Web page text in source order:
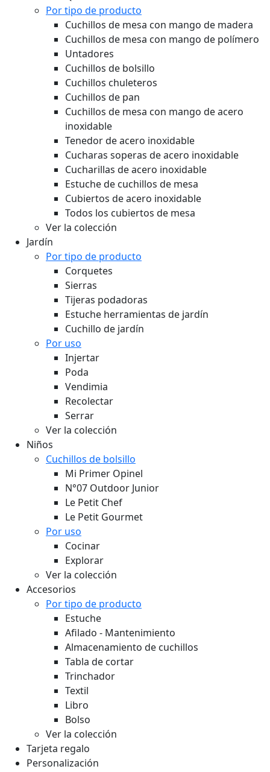
Por tipo de producto
Cuchillos de mesa con mango de madera
Cuchillos de mesa con mango de polímero
Untadores
Cuchillos de bolsillo
Cuchillos chuleteros
Cuchillos de pan
Cuchillos de mesa con mango de acero
inoxidable
Tenedor de acero inoxidable
Cucharas soperas de acero inoxidable
Cucharillas de acero inoxidable
Estuche de cuchillos de mesa
Cubiertos de acero inoxidable
Todos los cubiertos de mesa
Ver la colección
Jardín
Por tipo de producto
Corquetes
Sierras
Tijeras podadoras
Estuche herramientas de jardín
Cuchillo de jardín
Por uso
Injertar
Poda
Vendimia
Recolectar
Serrar
Ver la colección
Niños
Cuchillos de bolsillo
Mi Primer Opinel
N°07 Outdoor Junior
Le Petit Chef
Le Petit Gourmet
Por uso
Cocinar
Explorar
Ver la colección
Accesorios
Por tipo de producto
Estuche
Afilado - Mantenimiento
Almacenamiento de cuchillos
Tabla de cortar
Trinchador
Textil
Libro
Bolso
Ver la colección
Tarjeta regalo
Personalización